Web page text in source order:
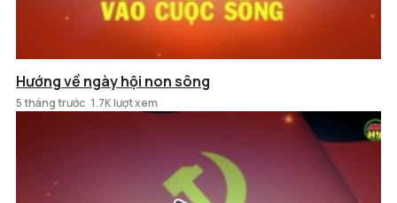
Hướng về ngày hội non sông
5 tháng trước 1.7K lượt xem